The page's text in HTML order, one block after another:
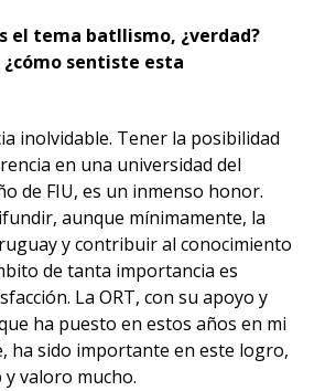
el tema batllismo, ¿verdad?
sentiste esta
inolvidable. Tener la posibilidad
en una universidad del
de FIU, es un inmenso honor.
aunque mínimamente, la
y contribuir al conocimiento
de tanta importancia es
La ORT, con su apoyo y
ha puesto en estos años en mi
ha sido importante en este logro,
y valoro mucho.